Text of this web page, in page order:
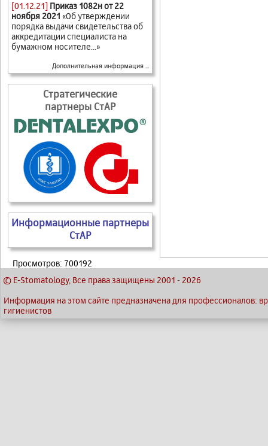
[01.12.21] Приказ 1082н от 22
ноября 2021 «Об утверждении
порядка выдачи свидетельства об
аккредитации специалиста на
бумажном носителе...»
Дополнительная информация ...
Стратегические
партнеры СтАР
Информационные партнеры
СтАР
Просмотров: 700192
© E-Stomatology, Все права защищены 2001 - 2026
Информация на этом сайте предназначена для профессионалов:
гигиенистов